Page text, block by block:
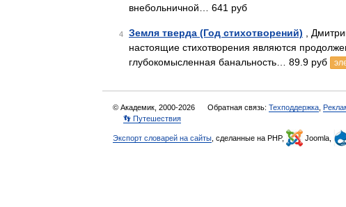
внебольничной… 641 руб
4 Земля тверда (Год стихотворений) ,
настоящие стихотворения являются
глубокомысленная банальность… 89.9 руб
© Академик, 2000-2026 Обратная связь: Техподдержка
👣 Путешествия
Экспорт словарей на сайты , сделанные на PHP, Joomla,